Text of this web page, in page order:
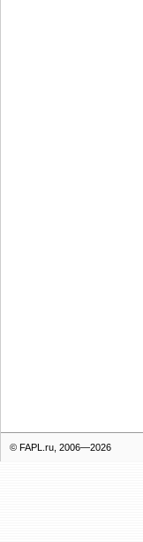
© FAPL.ru, 2006—2026